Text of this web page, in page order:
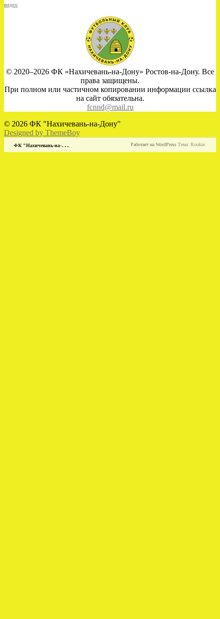
видео
© 2020–2026 ФК «Нахичевань-на-Дону» Ростов-на-Дону. Все
права защищены.
При полном или частичном копировании информации ссылка
на сайт обязательна.
fcnnd@mail.ru
© 2026 ФК "Нахичевань-на-Дону"
Designed by ThemeBoy
Ф
К "Нахичевань-на-Дону" Работает на WordPress Тема: Rookie.